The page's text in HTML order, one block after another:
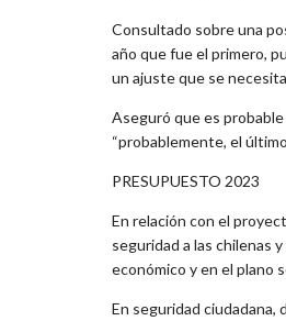
Consultado sobre una
año que fue el primero,
un ajuste que se
Aseguró que es
“probablemente, el
PRESUPUESTO 2023
En relación con el
seguridad a las chilenas
económico y en el plano
En seguridad ciudadana,